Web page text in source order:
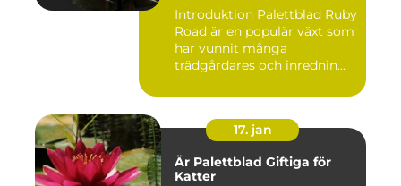
Introduktion Palettblad Ruby
Road är en populär växt som
har vunnit många
trädgårdares och inrednin...
17. jan
Är Palettblad Giftiga för
Katter